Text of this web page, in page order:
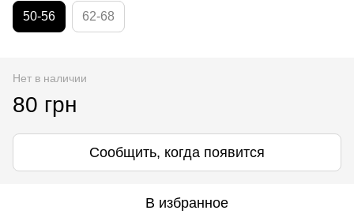
50-56 62-68
Нет в наличии
80 грн
Сообщить, когда появится
В избранное